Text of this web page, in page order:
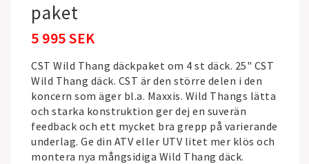
paket
5 995 SEK
CST Wild Thang däckpaket om 4 st däck. 25" CST
Wild Thang däck. CST är den större delen i den
koncern som äger bl.a. Maxxis. Wild Thangs lätta
och starka konstruktion ger dej en suverän
feedback och ett mycket bra grepp på varierande
underlag. Ge din ATV eller UTV litet mer klös och
montera nya mångsidiga Wild Thang däck.